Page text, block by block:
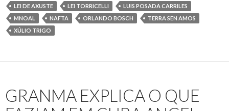
LEI DE AXUSTE
LEI TORRICELLI
LUIS POSADA CARRILES
MNOAL
NAFTA ORLANDO BOSCH
TERRA SEN AMOS
XÚLIO TRIGO
GRANMA EXPLICA O QUE